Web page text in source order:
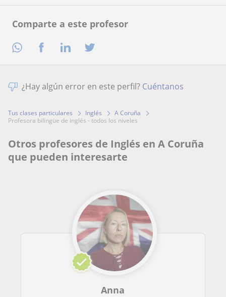
Comparte a este profesor
¿Hay algún error en este perfil? Cuéntanos
Tus clases particulares Inglés
A Coruña
profesora bilingüe de inglés - todos los niveles
Otros profesores de Inglés en A Coruña
que pueden interesarte
Anna